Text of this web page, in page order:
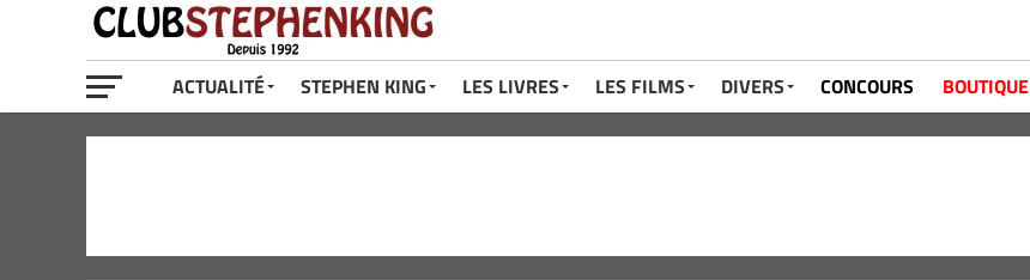
ACTUALITÉ STEPHEN KING LES LIVRES LES FILMS DIVERS CONCOURS BOUTIQUE